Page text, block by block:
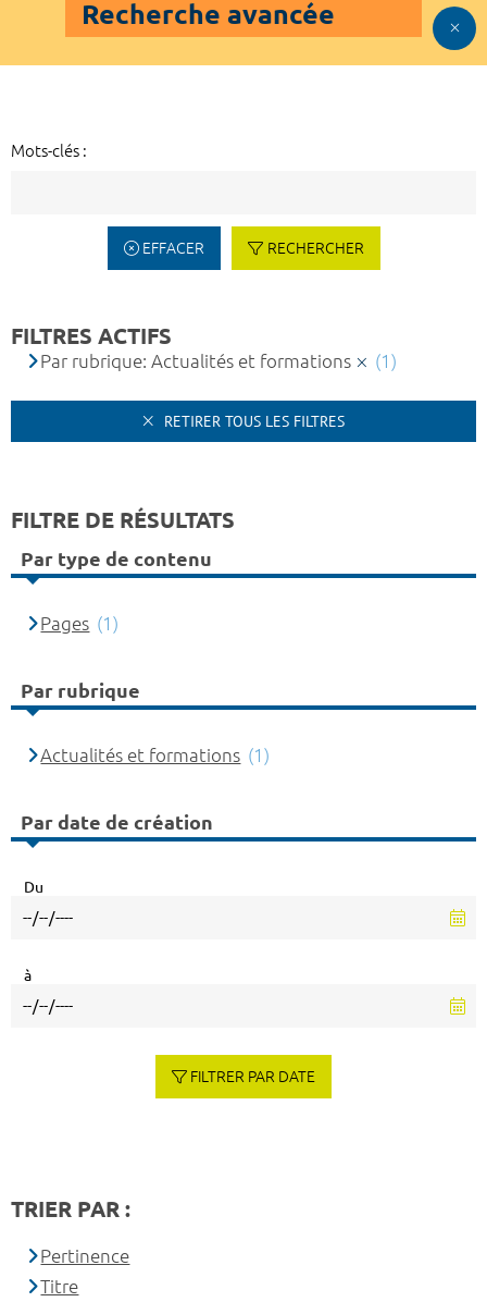
Recherche avancée
Mots-clés :
EFFACER RECHERCHER
FILTRES ACTIFS
Par rubrique: Actualités et formations (1)
RETIRER TOUS LES FILTRES
FILTRE DE RÉSULTATS
Par type de contenu
Pages (1)
Par rubrique
Actualités et formations (1)
Par date de création
Du
à
FILTRER PAR DATE
TRIER PAR :
Pertinence
Titre